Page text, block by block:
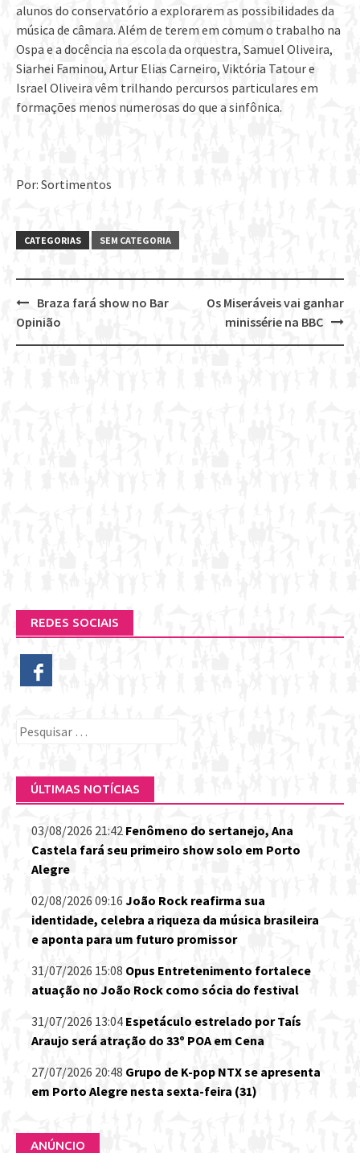
alunos do conservatório a explorarem as possibilidades da
música de câmara. Além de terem em comum o trabalho na
Ospa e a docência na escola da orquestra, Samuel Oliveira,
Siarhei Faminou, Artur Elias Carneiro, Viktória Tatour e
Israel Oliveira vêm trilhando percursos particulares em
formações menos numerosas do que a sinfônica.
Por: Sortimentos
CATEGORIAS SEM CATEGORIA
Post
navigation
Os Miseráveis vai ganhar
minissérie na BBC
Braza fará show no Bar
Opinião
REDES SOCIAIS
Pesquisar
ÚLTIMAS NOTÍCIAS
03/08/2026 21:42 Fenômeno do sertanejo, Ana
Castela fará seu primeiro show solo em Porto
Alegre
02/08/2026 09:16 João Rock reafirma sua
identidade, celebra a riqueza da música brasileira
e aponta para um futuro promissor
31/07/2026 15:08 Opus Entretenimento fortalece
atuação no João Rock como sócia do festival
31/07/2026 13:04 Espetáculo estrelado por Taís
Araujo será atração do 33º POA em Cena
27/07/2026 20:48 Grupo de K-pop NTX se apresenta
em Porto Alegre nesta sexta-feira (31)
ANÚNCIO